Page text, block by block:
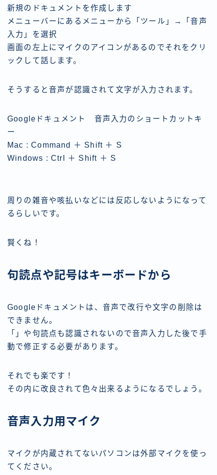
新規のドキュメントを作成します
メニューバーにあるメニューから「ツール」→「音声
入力」を選択
画面の左上にマイクのアイコンがあるのでそれをクリ
ックして話します。
そうすると音声が認識されて文字が入力されます。
Googleドキュメント 音声入力のショートカットキ
ー
Mac : Command ＋ Shift ＋ S
Windows : Ctrl ＋ Shift ＋ S
周りの雑音や咳払いなどには反応しないようになって
るらしいです。
賢くね！
句読点や記号はキーボードから
Googleドキュメントは、音声で改行や文字の削除は
できません。
「」や句読点も認識されないので音声入力した後で手
動で修正する必要があります。
それでも楽です！
その内に改良されて色々出来るようになるでしょう。
音声入力用マイク
マイクが内蔵されてないパソコンは外部マイクを使っ
てください。